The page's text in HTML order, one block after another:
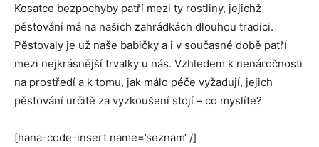
Kosatce bezpochyby patří mezi ty rostliny, jejichž
pěstování má na našich zahrádkách dlouhou tradici.
Pěstovaly je už naše babičky a i v současné době patří
mezi nejkrásnější trvalky u nás. Vzhledem k nenáročnosti
na prostředí a k tomu, jak málo péče vyžadují, jejich
pěstování určitě za vyzkoušení stojí – co myslíte?
[hana-code-insert name=’seznam‘ /]